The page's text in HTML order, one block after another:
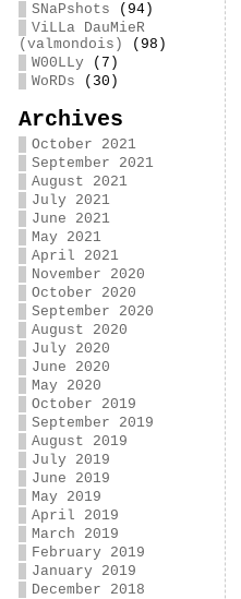
SNaPshots (94)
ViLLa DauMieR
(valmondois)
(98)
W00LLy(7)
WoRDs (30)
Archives
October 2021
September 2021
August 2021
July 2021
June 2021
May 2021
April 2021
November 2020
October 2020
September 2020
August 2020
July 2020
June 2020
May 2020
October 2019
September 2019
August 2019
July 2019
June 2019
May 2019
April 2019
March 2019
February 2019
January 2019
December 2018